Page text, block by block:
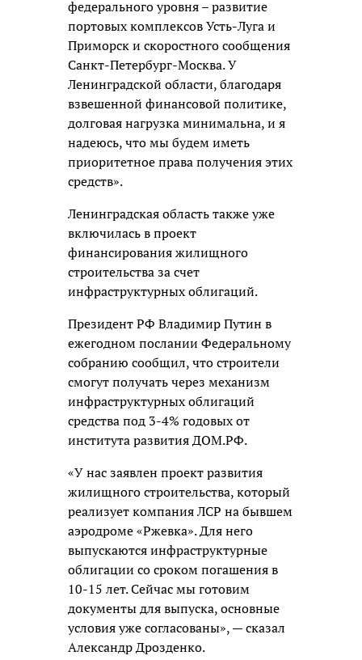
федерального уровня – развитие
портовых комплексов Усть-Луга и
Приморск и скоростного сообщения
Санкт-Петербург-Москва. У
Ленинградской области, благодаря
взвешенной финансовой политике,
долговая нагрузка минимальна, и я
надеюсь, что мы будем иметь
приоритетное права получения этих
средств».
Ленинградская область также уже
включилась в проект
финансирования жилищного
строительства за счет
инфраструктурных облигаций.
Президент РФ Владимир Путин в
ежегодном послании Федеральному
собранию сообщил, что строители
смогут получать через механизм
инфраструктурных облигаций
средства под 3-4% годовых от
института развития ДОМ.РФ.
«У нас заявлен проект развития
жилищного строительства, который
реализует компания ЛСР на бывшем
аэродроме «Ржевка». Для него
выпускаются инфраструктурные
облигации со сроком погашения в
10-15 лет. Сейчас мы готовим
документы для выпуска, основные
условия уже согласованы», — сказал
Александр Дрозденко.